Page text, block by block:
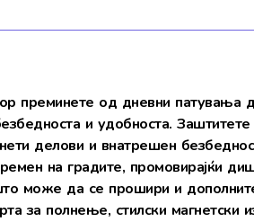
преминете од дневни патувања
и удобноста.
делови и внатрешен
на градите, промовирајќи
може да се прошири и
за полнење, стилски магнетски